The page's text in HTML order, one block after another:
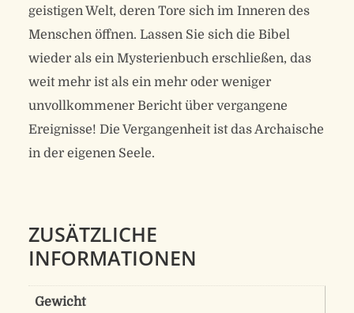
geistigen Welt, deren Tore sich im Inneren des
Menschen öffnen. Lassen Sie sich die Bibel
wieder als ein Mysterienbuch erschließen, das
weit mehr ist als ein mehr oder weniger
unvollkommener Bericht über vergangene
Ereignisse! Die Vergangenheit ist das Archaische
in der eigenen Seele.
ZUSÄTZLICHE
INFORMATIONEN
Gewicht